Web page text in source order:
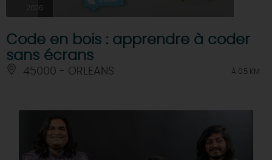
2026
Code en bois : apprendre à coder
sans écrans
45000 - ORLEANS À 0.5 KM